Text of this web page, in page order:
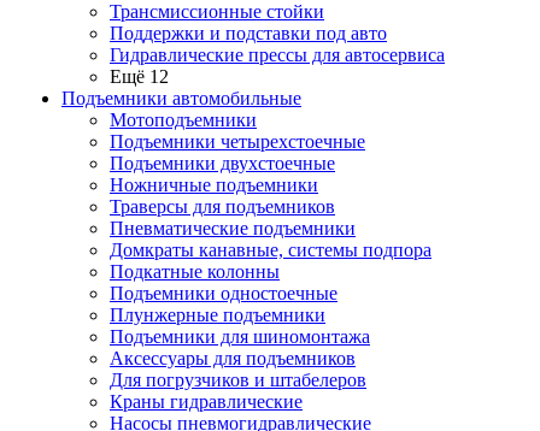
Трансмиссионные стойки
Поддержки и подставки под авто
Гидравлические прессы для автосервиса
Ещё 12
Подъемники автомобильные
Мотоподъемники
Подъемники четырехстоечные
Подъемники двухстоечные
Ножничные подъемники
Траверсы для подъемников
Пневматические подъемники
Домкраты канавные, системы подпора
Подкатные колонны
Подъемники одностоечные
Плунжерные подъемники
Подъемники для шиномонтажа
Аксессуары для подъемников
Для погрузчиков и штабелеров
Краны гидравлические
Насосы пневмогидравлические